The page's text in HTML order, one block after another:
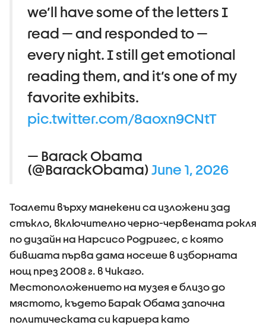
we’ll have some of the letters I
read — and responded to —
every night. I still get emotional
reading them, and it’s one of my
favorite exhibits.
pic.twitter.com/8aoxn9CNtT
— Barack Obama
(@BarackObama)June 1, 2026
Тоалети върху манекени са изложени зад
стъкло, включително черно-червената рокля
по дизайн на Нарсисо Родригес, с която
бившата първа дама носеше в изборната
нощ през 2008 г. в Чикаго.
Местоположението на музея е близо до
мястото, където Барак Обама започна
политическата си кариера като